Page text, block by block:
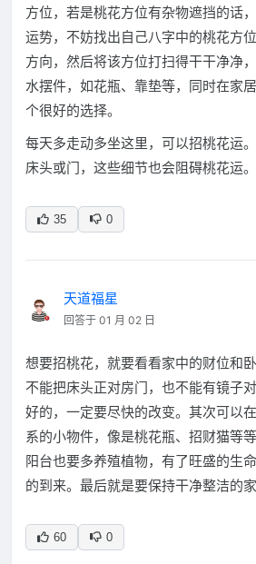
方位，若是桃花方位有杂物遮挡的话
运势，不妨找出自己八字中的桃花方
方向，然后将该方位打扫得干干净净
水摆件，如花瓶、靠垫等，同时在家
个很好的选择。
每天多走动多坐这里，可以招桃花运
床头或门，这些细节也会阻碍桃花运。
35 0
天道福星
回答于 01 月 02 日
想要招桃花，就要看看家中的财位和
不能把床头正对房门，也不能有镜子
好的，一定要尽快的改变。其次可以
系的小物件，像是桃花瓶、招财猫等
阳台也要多养殖植物，有了旺盛的生
的到来。最后就是要保持干净整洁的家
60 0